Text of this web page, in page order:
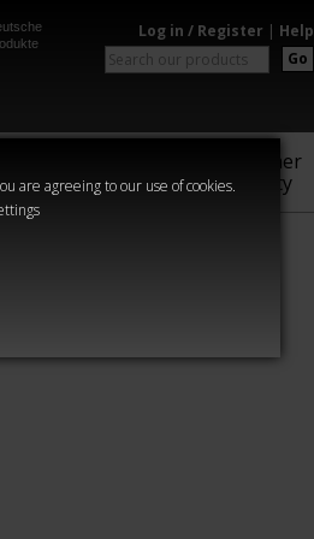
are agreeing to our use of cookies.
Log in / Register | Help
Go
Warhammer
Community